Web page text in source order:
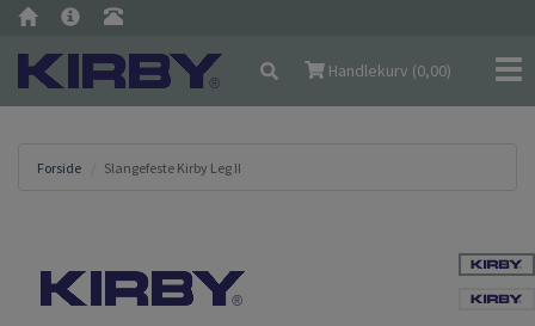
Handlekurv (0,00)
Forside Slangefeste Kirby Leg II